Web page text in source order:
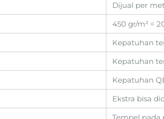
Dijual per
450 gr/m² =
Kepatuhan
Kepatuhan
Kepatuhan
Ekstra bisa